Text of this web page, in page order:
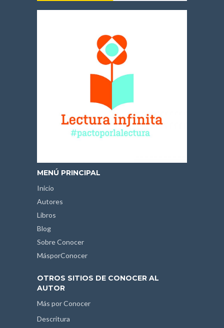
MENÚ PRINCIPAL
Inicio
Autores
Libros
Blog
Sobre Conocer
MásporConocer
OTROS SITIOS DE CONOCER AL
AUTOR
Más por Conocer
Descritura